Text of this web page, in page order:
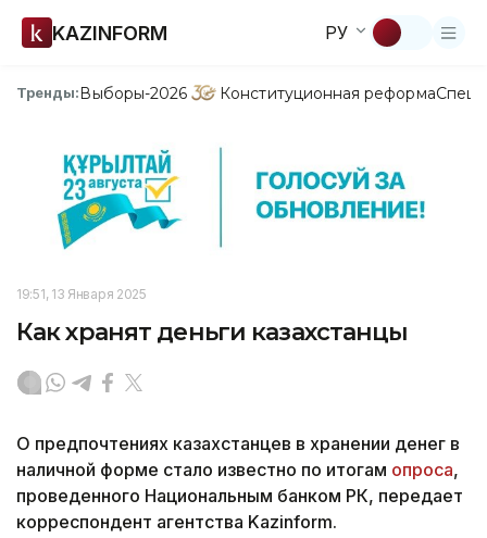
KAZINFORM РУ
Тренды:Выборы-2026 Конституционная реформа
19:51, 13 Января 2025
Как хранят деньги казахстанцы
О предпочтениях казахстанцев в хранении денег в
наличной форме стало известно по итогам опроса,
проведенного Национальным банком РК, передает
корреспондент агентства Kazinform.